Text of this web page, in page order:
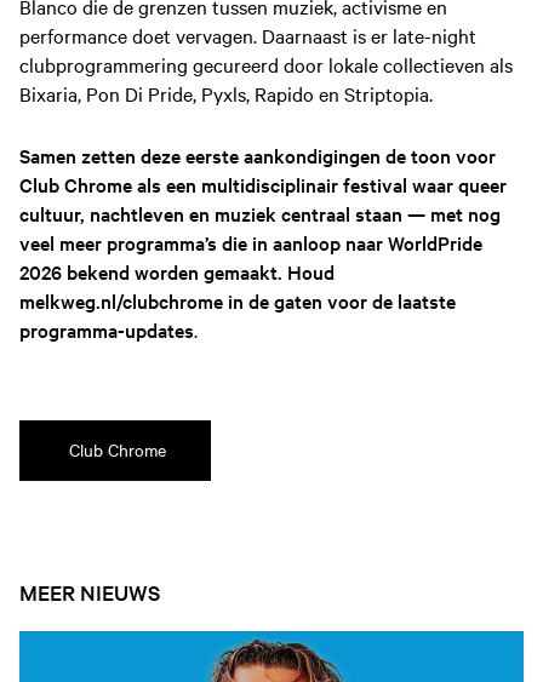
Blanco die de grenzen tussen muziek, activisme en
performance doet vervagen. Daarnaast is er late-night
clubprogrammering gecureerd door lokale collectieven als
Bixaria, Pon Di Pride, Pyxls, Rapido en Striptopia.
Samen zetten deze eerste aankondigingen de toon voor
Club Chrome als een multidisciplinair festival waar queer
cultuur, nachtleven en muziek centraal staan — met nog
veel meer programma’s die in aanloop naar WorldPride
2026 bekend worden gemaakt. Houd
melkweg.nl/clubchrome in de gaten voor de laatste
programma-updates.
Club Chrome
MEER NIEUWS